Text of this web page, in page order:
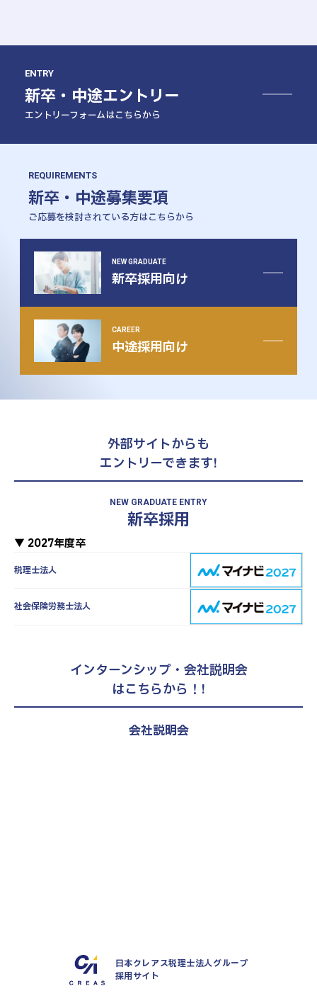
ENTRY
新卒・中途エントリー
エントリーフォームはこちらから
REQUIREMENTS
新卒・中途募集要項
ご応募を検討されている方はこちらから
NEW GRADUATE
新卒採用向け
CAREER
中途採用向け
外部サイトからも
エントリーできます!
NEW GRADUATE ENTRY
新卒採用
▼ 2027年度卒
税理士法人
社会保険労務士法人
インターンシップ・会社説明会
はこちらから！!
会社説明会
日本クレアス税理士法人グループ
採用サイト